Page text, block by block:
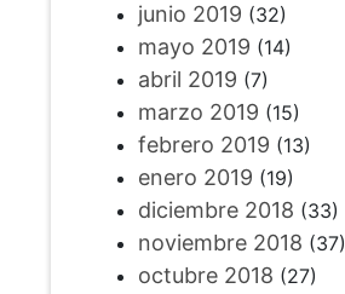
junio 2019 (32)
mayo 2019 (14)
abril 2019 (7)
marzo 2019 (15)
febrero 2019 (13)
enero 2019 (19)
diciembre 2018 (33)
noviembre 2018 (37)
octubre 2018 (27)